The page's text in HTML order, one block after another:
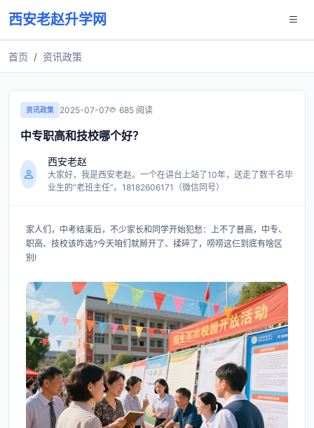
西安老赵升学网
首页 资讯政策
资讯政策 2025-07-07 685 阅读
中专职高和技校哪个好？
西安老赵
大家好，我是西安老赵。一个在讲台上站了10年，送走了数千名毕
业生的“老班主任”。18182606171（微信同号）
家人们，中考结束后，不少家长和同学开始犯愁：上不了普高，中专、
职高、技校该咋选?今天咱们就掰开了、揉碎了，唠唠这仨到底有啥区
别!